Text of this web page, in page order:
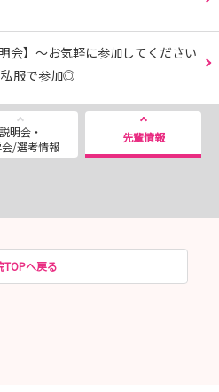
明会】～お気軽に参加してください
服で参加◎
説明会・
会/選考情報
先輩情報
TOPへ戻る